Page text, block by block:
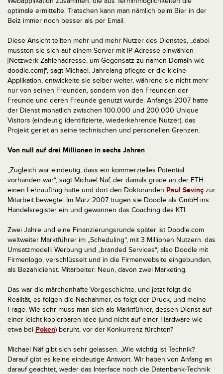
optimale ermittelte. Tratschen kann man nämlich beim Bier in der
Beiz immer noch besser als per Email.
Diese Ansicht teilten mehr und mehr Nutzer des Dienstes, „dabei
mussten sie sich auf einem Server mit IP-Adresse einwählen
[Netzwerk-Zahlenadresse, um Gegensatz zu namen-Domain wie
doodle.com]“, sagt Michael. Jahrelang pflegte er die kleine
Applikation, entwickelte sie selber weiter, während sie nicht mehr
nur von seinen Freunden, sondern von den Freunden der
Freunde und deren Freunde genutzt wurde: Anfangs 2007 hatte
der Dienst monatlich zwischen 100.000 und 200.000 Unique
Visitors (eindeutig identifizierte, wiederkehrende Nutzer), das
Projekt geriet an seine technischen und personellen Grenzen.
Von null auf drei Millionen in sechs Jahren
„Zugleich war eindeutig, dass ein kommerzielles Potential
vorhanden war“, sagt Michael Näf, der damals grade an der ETH
einen Lehrauftrag hatte und dort den Doktoranden Paul Sevinç zur
Mitarbeit bewegte. Im März 2007 trugen sie Doodle als GmbH ins
Handelsregister ein und gewannen das Coaching des KTI.
Zwei Jahre und eine Finanzierungsrunde später ist Doodle.com
weltweiter Marktführer im „Scheduling“, mit 3 Millionen Nutzern. das
Umsatzmodell: Werbung und „branded Services“, also Doodle mit
Firmenlogo, verschlüsselt und in die Firmenwebsite eingebunden,
als Bezahldienst. Mitarbeiter: Neun, davon zwei Marketing.
Das war die märchenhafte Vorgeschichte, und jetzt folgt die
Realität, es folgen die Nachahmer, es folgt der Druck, und meine
Frage: Wie sehr muss man sich als Marktführer, dessen Dienst auf
einer leicht kopierbaren Idee (und nicht auf einer Hardware wie
etwa bei Poken) beruht, vor der Konkurrenz fürchten?
Michael Näf gibt sich sehr gelassen. „Wie wichtig ist Technik?
Darauf gibt es keine eindeutige Antwort. Wir haben von Anfang an
darauf geachtet, weder das Interface noch die Datenbank-Technik